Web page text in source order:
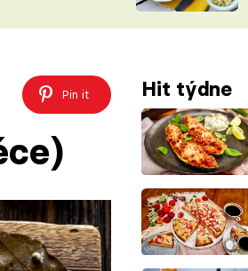
ŠÉFREDAKTORKY
ČASOPIS
Pin it Hit týdne